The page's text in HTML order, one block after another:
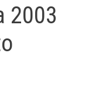
2003